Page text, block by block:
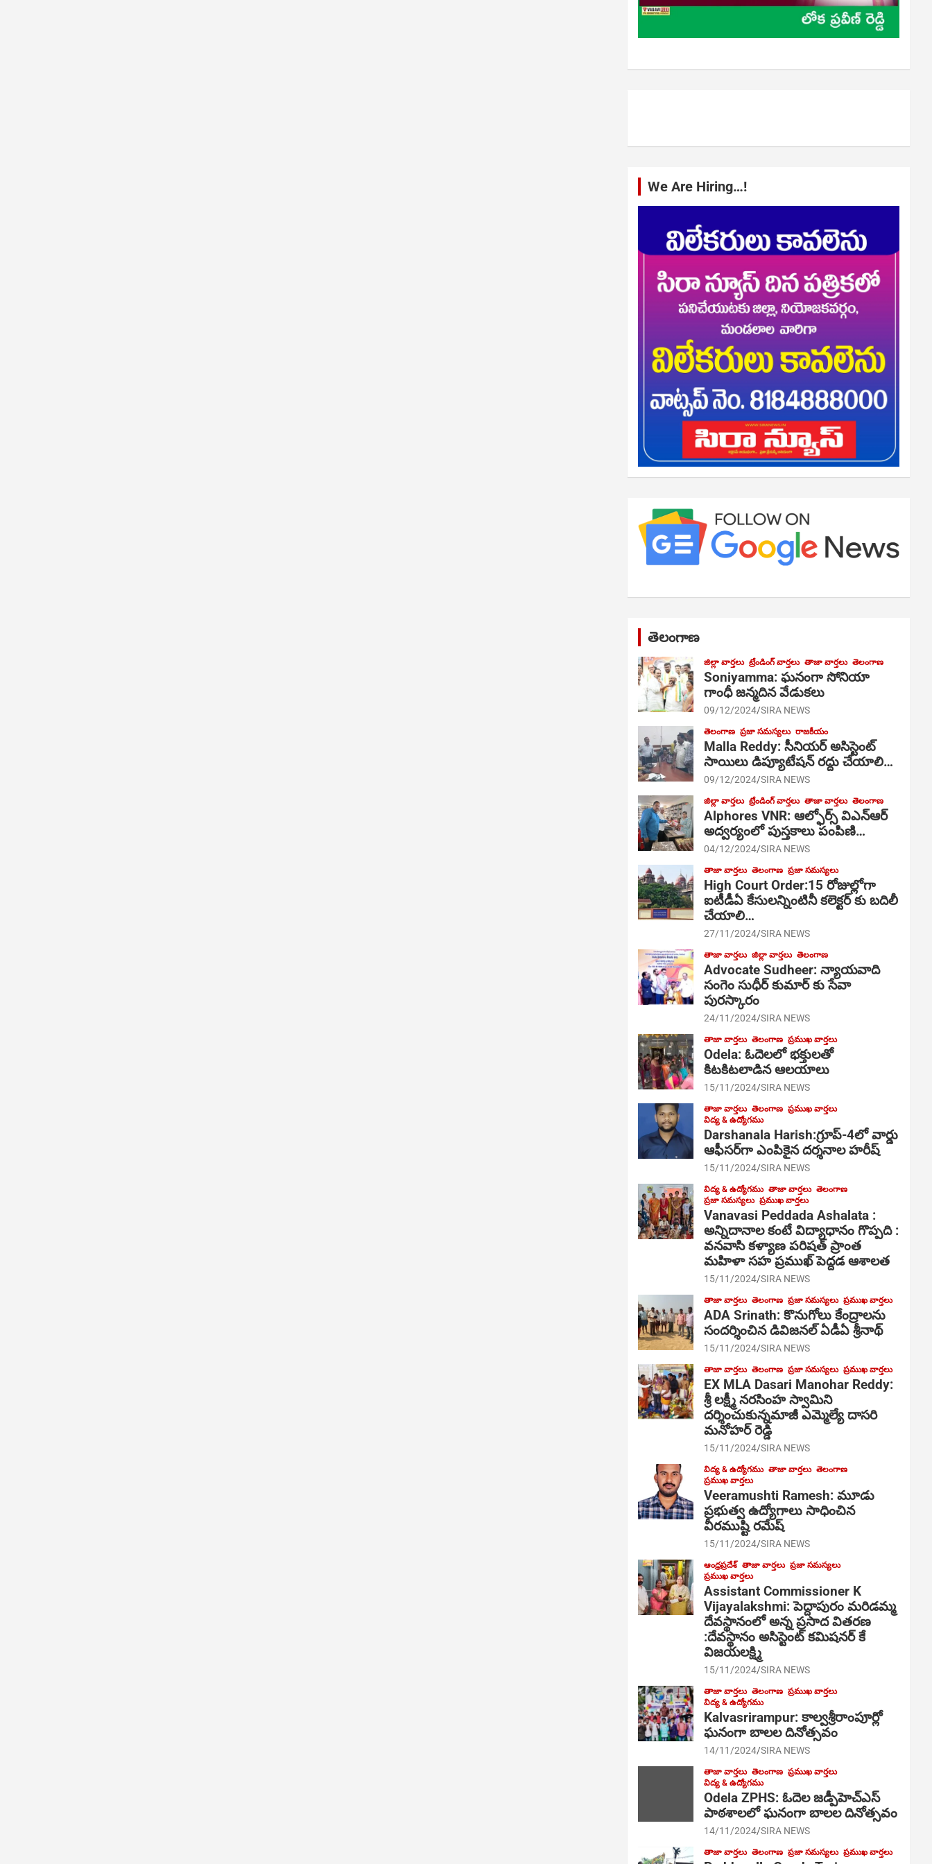
We Are Hiring…!
తెలంగాణ
జిల్లా వార్తలు ట్రేండింగ్ వార్తలు తాజా వార్తలు తెలంగాణ
Soniyamma: ఘ‌నంగా సోనియా
గాంధీ జ‌న్మ‌దిన వేడుక‌లు
09/12/2024 SIRA NEWS
తెలంగాణ ప్రజా సమస్యలు రాజకీయం
Malla Reddy: సీనియర్ అసిస్టెంట్
సాయిలు డిప్యూటేషన్ రద్దు చేయాలి…
09/12/2024 SIRA NEWS
జిల్లా వార్తలు ట్రేండింగ్ వార్తలు తాజా వార్తలు తెలంగాణ
Alphores VNR: ఆల్ఫోర్స్ విఎన్ఆర్
అద్వర్యంలో పుస్తకాలు పంపిణి…
04/12/2024 SIRA NEWS
తాజా వార్తలు తెలంగాణ ప్రజా సమస్యలు
High Court Order:15 రోజుల్లోగా
ఐటీడీఏ కేసులన్నింటినీ కలెక్టర్ కు బదిలీ
చేయాలి…
27/11/2024 SIRA NEWS
తాజా వార్తలు జిల్లా వార్తలు తెలంగాణ
Advocate Sudheer: న్యాయవాది
సంగెం సుధీర్ కుమార్ కు సేవా
పురస్కారం
24/11/2024 SIRA NEWS
తాజా వార్తలు తెలంగాణ ప్రముఖ వార్తలు
Odela: ఓదెల‌లో భక్తులతో
కిటకిటలాడిన ఆల‌యాలు
15/11/2024 SIRA NEWS
తాజా వార్తలు తెలంగాణ ప్రముఖ వార్తలు
విద్య & ఉద్యోగము
Darshanala Harish:గ్రూప్-4లో వార్డు
ఆఫీసర్‌గా ఎంపికైన దర్శనాల హరీష్
15/11/2024 SIRA NEWS
విద్య & ఉద్యోగము తాజా వార్తలు తెలంగాణ
ప్రజా సమస్యలు ప్రముఖ వార్తలు
Vanavasi Peddada Ashalata :
అన్నిదానాల కంటే విద్యాధానం గొప్పది :
వనవాసి కళ్యాణ పరిషత్ ప్రాంత
మహిళా సహ ప్రముఖ్ పెద్దడ ఆశాలత
15/11/2024 SIRA NEWS
తాజా వార్తలు తెలంగాణ ప్రజా సమస్యలు ప్రముఖ వార్తలు
ADA Srinath: కొనుగోలు కేంద్రాల‌ను
సంద‌ర్శించిన డివిజనల్ ఏడీఏ శ్రీనాథ్
15/11/2024 SIRA NEWS
తాజా వార్తలు తెలంగాణ ప్రజా సమస్యలు ప్రముఖ వార్తలు
EX MLA Dasari Manohar Reddy:
శ్రీ లక్ష్మీ నరసింహ స్వామిని
దర్శించుకున్నమాజీ ఎమ్మెల్యే దాసరి
మనోహర్ రెడ్డి
15/11/2024 SIRA NEWS
విద్య & ఉద్యోగము తాజా వార్తలు తెలంగాణ
ప్రముఖ వార్తలు
Veeramushti Ramesh: మూడు
ప్రభుత్వ ఉద్యోగాలు సాధించిన
వీరముష్టి రమేష్
15/11/2024 SIRA NEWS
ఆంధ్రప్రదేశ్ తాజా వార్తలు ప్రజా సమస్యలు
ప్రముఖ వార్తలు
Assistant Commissioner K
Vijayalakshmi: పెద్దాపురం మరిడమ్మ
దేవస్థానంలో అన్న ప్రసాద వితరణ
:దేవస్థానం అసిస్టెంట్ కమిషనర్ కే
విజయలక్ష్మి
15/11/2024 SIRA NEWS
తాజా వార్తలు తెలంగాణ ప్రముఖ వార్తలు
విద్య & ఉద్యోగము
Kalvasrirampur: కాల్వశ్రీరాంపూర్లో
ఘనంగా బాలల దినోత్సవం
14/11/2024 SIRA NEWS
తాజా వార్తలు తెలంగాణ ప్రముఖ వార్తలు
విద్య & ఉద్యోగము
Odela ZPHS: ఓదెల జ‌డ్పీహెచ్ఎస్
పాఠ‌శాల‌లో ఘనంగా బాలల దినోత్సవం
14/11/2024 SIRA NEWS
తాజా వార్తలు తెలంగాణ ప్రజా సమస్యలు ప్రముఖ వార్తలు